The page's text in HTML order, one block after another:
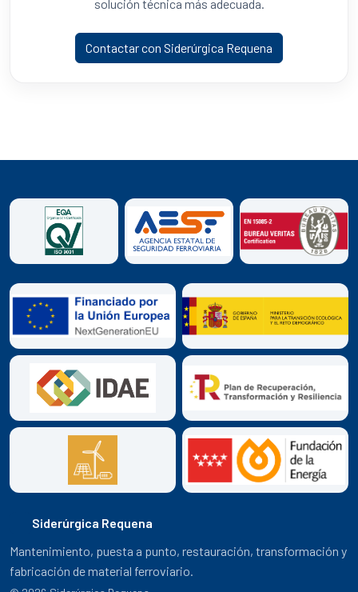
solución técnica más adecuada.
Contactar con Siderúrgica Requena
Siderúrgica Requena
Mantenimiento, puesta a punto, restauración, transformación y
fabricación de material ferroviario.